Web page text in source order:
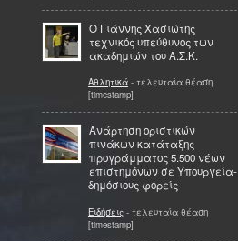
Ο Γιάννης Χασιώτης
τεχνικός υπεύθυνος των
ακαδημιών του Α.Σ.Κ.
Αθλητικά - τελευταία θέαση
[timestamp]
Ανάρτηση οριστικών
πινάκων κατάταξης
προγράμματος 5.500 νέων
επιστημόνων σε Υπουργεία-
δημόσιους φορείς
Ειδήσεις - τελευταία θέαση
[timestamp]